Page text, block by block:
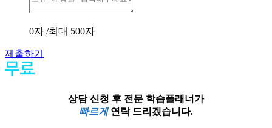
0자 /최대 500자
제출하기
상담 신청 후 전문 학습플래너가
빠르게연락 드리겠습니다.